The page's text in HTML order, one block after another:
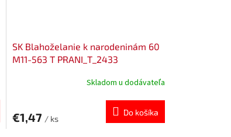
SK Blahoželanie k narodeninám 60
M11-563 T PRANI_T_2433
Skladom u dodávateľa
€1,47 / ks
Do košíka